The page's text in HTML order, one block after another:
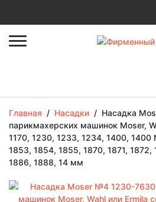
Главная / Насадки / Насадка
парикмахерских машинок Moser,
1170, 1230, 1233, 1234, 1400, 1400
1853, 1854, 1855, 1870, 1871, 1872,
1886, 1888, 14 мм